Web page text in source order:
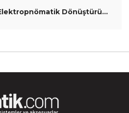
T900X – Minyatür Elektropnömatik Dönüştürücü ( I/P, E/P )